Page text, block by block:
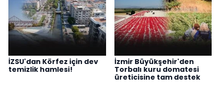
İZSU'dan Körfez için dev
temizlik hamlesi!
İzmir Büyükşehir'den
Torbalı kuru domatesi
üreticisine tam destek